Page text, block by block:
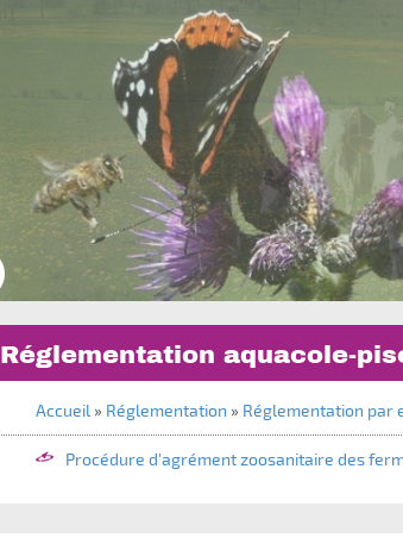
Réglementation aquacole-
Accueil » Réglementation » Réglementation par
Procédure d'agrément zoosanitaire des